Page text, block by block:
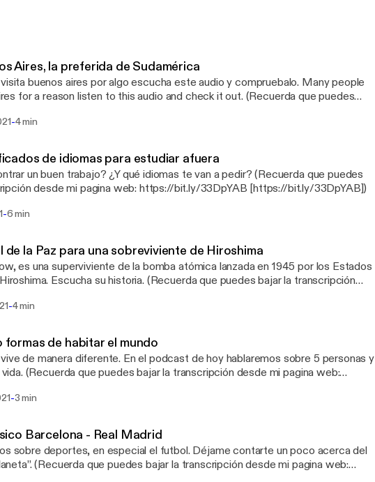
3wDvwIS
bit.ly/3dXacXa
Aires, la preferida de Sudamérica
buenos aires por algo escucha este audio y compruebalo. Many people
a reason listen to this audio and check it out. (Recuerda que puedes
-4 min
de idiomas para estudiar afuera
buen trabajo? ¿Y qué idiomas te van a pedir? (Recuerda que puedes
desde mi pagina web: https://bit.ly/33DpYAB [https://bit.ly/33DpYAB])
-6 min
de la Paz para una sobreviviente de Hiroshima
es una superviviente de la bomba atómica lanzada en 1945 por los Estados
su historia. (Recuerda que puedes bajar la transcripción
-4 min
formas de habitar el mundo
de manera diferente. En el podcast de hoy hablaremos sobre 5 personas y
mi pagina web:
-3 min
Barcelona - Real Madrid
sobre deportes, en especial el futbol. Déjame contarte un poco acerca del
desde mi pagina web: